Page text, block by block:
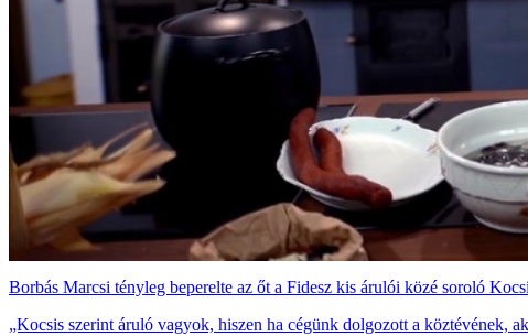
Borbás Marcsi tényleg beperelte az őt a Fidesz kis árulói közé soroló
„Kocsis szerint áruló vagyok, hiszen ha cégünk dolgozott a köztévének,